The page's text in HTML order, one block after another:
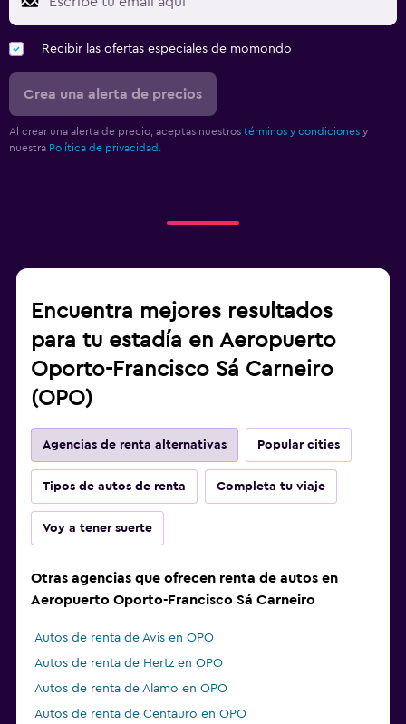
Recibir las ofertas especiales de momondo
Crea una alerta de precios
Al crear una alerta de precio, aceptas nuestros términos y condiciones y
nuestra Política de privacidad.
Encuentra mejores resultados
para tu estadía en Aeropuerto
Oporto-Francisco Sá Carneiro
(OPO)
Agencias de renta alternativas Popular cities
Tipos de autos de renta Completa tu viaje
Voy a tener suerte
Otras agencias que ofrecen renta de autos en
Aeropuerto Oporto-Francisco Sá Carneiro
Autos de renta de Avis en OPO
Autos de renta de Hertz en OPO
Autos de renta de Alamo en OPO
Autos de renta de Centauro en OPO